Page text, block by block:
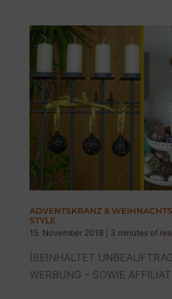
ADVENTSKRANZ &
STYLE
15. November 2018
3 minutes of
[BEINHALTET
WERBUNG – SOWIE